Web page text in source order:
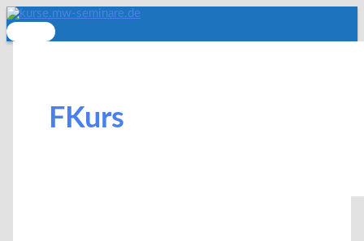
Zum
Inhalt
springenHauptmenü
FKurs